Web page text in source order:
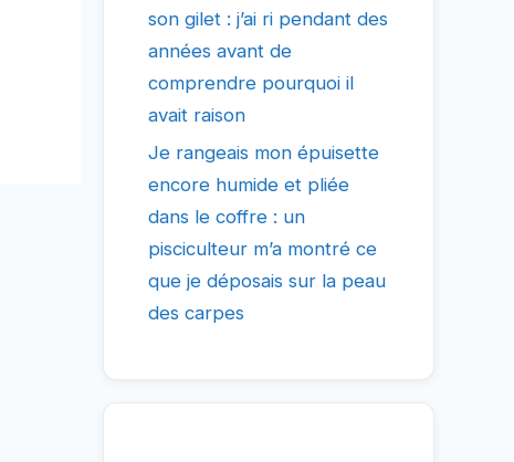
son gilet : j’ai ri pendant des
années avant de
comprendre pourquoi il
avait raison
Je rangeais mon épuisette
encore humide et pliée
dans le coffre : un
pisciculteur m’a montré ce
que je déposais sur la peau
des carpes